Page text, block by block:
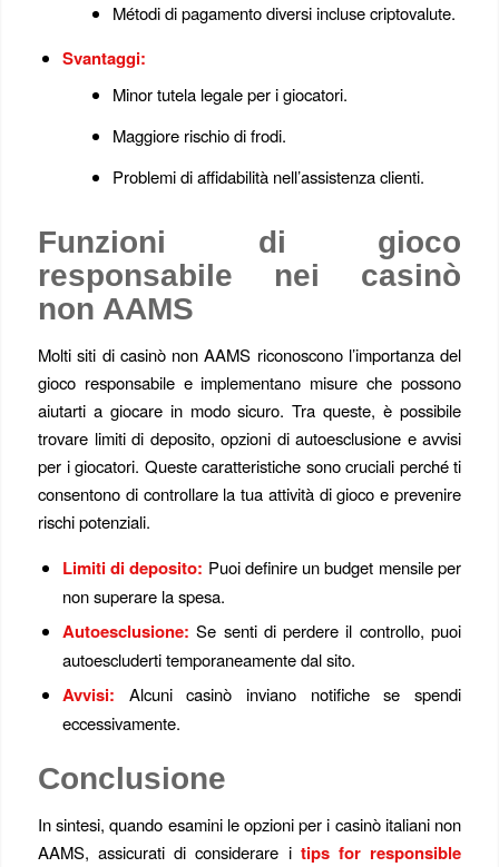
Métodi di pagamento diversi incluse criptovalute.
Svantaggi:
Minor tutela legale per i giocatori.
Maggiore rischio di frodi.
Problemi di affidabilità nell’assistenza clienti.
Funzioni di gioco
responsabile nei casinò
non AAMS
Molti siti di casinò non AAMS riconoscono l’importanza del
gioco responsabile e implementano misure che possono
aiutarti a giocare in modo sicuro. Tra queste, è possibile
trovare limiti di deposito, opzioni di autoesclusione e avvisi
per i giocatori. Queste caratteristiche sono cruciali perché ti
consentono di controllare la tua attività di gioco e prevenire
rischi potenziali.
Limiti di deposito: Puoi definire un budget mensile per
non superare la spesa.
Autoesclusione: Se senti di perdere il controllo, puoi
autoescluderti temporaneamente dal sito.
Avvisi: Alcuni casinò inviano notifiche se spendi
eccessivamente.
Conclusione
In sintesi, quando esamini le opzioni per i casinò italiani non
AAMS, assicurati di considerare i tips for responsible